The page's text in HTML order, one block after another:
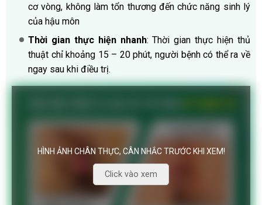
cơ vòng, không làm tổn thương đến chức năng sinh lý
của hậu môn
Thời gian thực hiện nhanh: Thời gian thực hiện thủ
thuật chỉ khoảng 15 – 20 phút, người bệnh có thể ra về
ngay sau khi điều trị.
HÌNH ẢNH CHÂN THỰC, CÂN NHẮC TRƯỚC KHI XEM!
Click vào xem